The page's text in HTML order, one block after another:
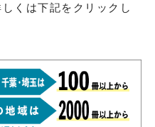
くは下記をクリックし